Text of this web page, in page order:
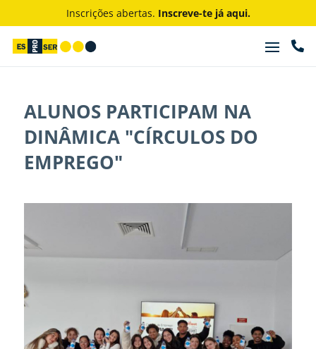
Inscrições abertas. Inscreve-te já aqui.

ALUNOS PARTICIPAM NA
DINÂMICA "CÍRCULOS DO
EMPREGO"